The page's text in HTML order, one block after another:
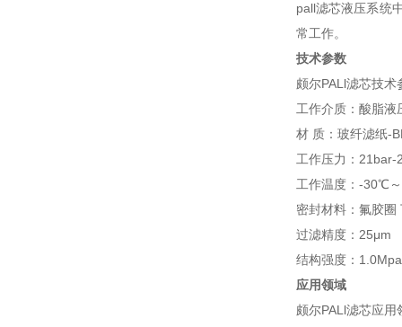
pall滤芯液压系统
常工作。
技术参数
颇尔PALl滤芯技术
工作介质：酸脂液
材 质：玻纤滤纸-
工作压力：21bar-
工作温度：-30℃
密封材料：氟胶圈
过滤精度：25μm
结构强度：
应用领域
颇尔PALl滤芯应用